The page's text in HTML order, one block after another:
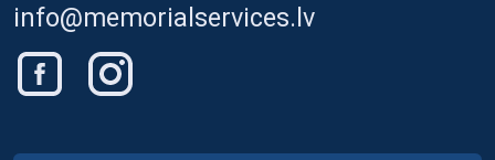
info@memorialservices.lv